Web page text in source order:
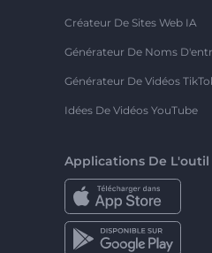
Créateur De Sites Web IA
Générateur De Noms
Générateur De Vidéos
Idées De Vidéos YouTube
Applications De